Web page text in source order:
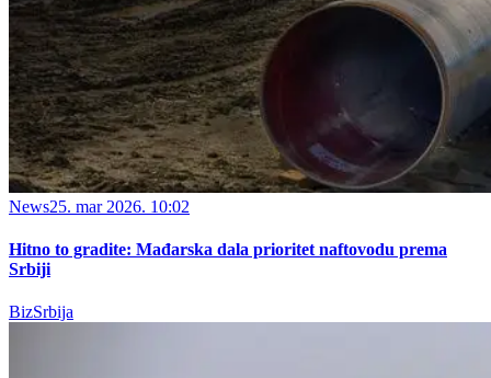
News25. mar 2026. 10:02
Hitno to gradite: Mađarska dala prioritet naftovodu prema
Srbiji
BizSrbija